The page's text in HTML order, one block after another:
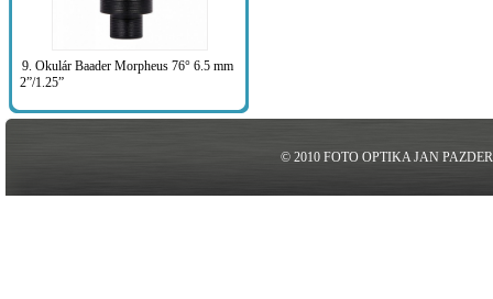
9. Okulár Baader Morpheus 76° 6.5 mm
2”/1.25”
© 2010 FOTO OPTIKA JAN